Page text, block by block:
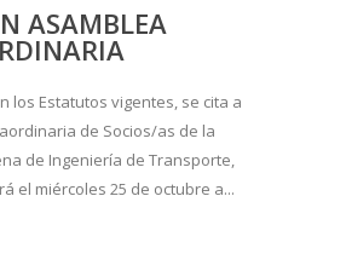
ASAMBLEA
los Estatutos vigentes, se cita a
de Socios/as de la
de Ingeniería de Transporte,
el miércoles 25 de octubre a...